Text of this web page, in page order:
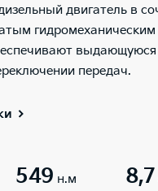
двигатель в
гидромеханическим
передач.
549 н.м
8,7